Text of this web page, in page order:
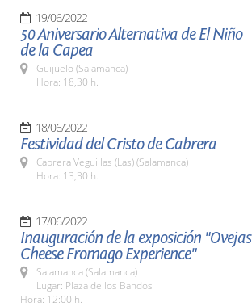
19/06/2022
50 Aniversario Alternativa de El Niño
de la Capea
Guijuelo (Salamanca)
Hora: 18,30 h.
18/06/2022
Festividad del Cristo de Cabrera
Cabrera Veguillas (Las) (Salamanca)
Hora: 13,30 h.
17/06/2022
Inauguración de la exposición "Ovejas
Cheese Fromago Experience"
Salamanca (Salamanca)
Lugar: Plaza de los Bandos
Hora: 12:00 h.